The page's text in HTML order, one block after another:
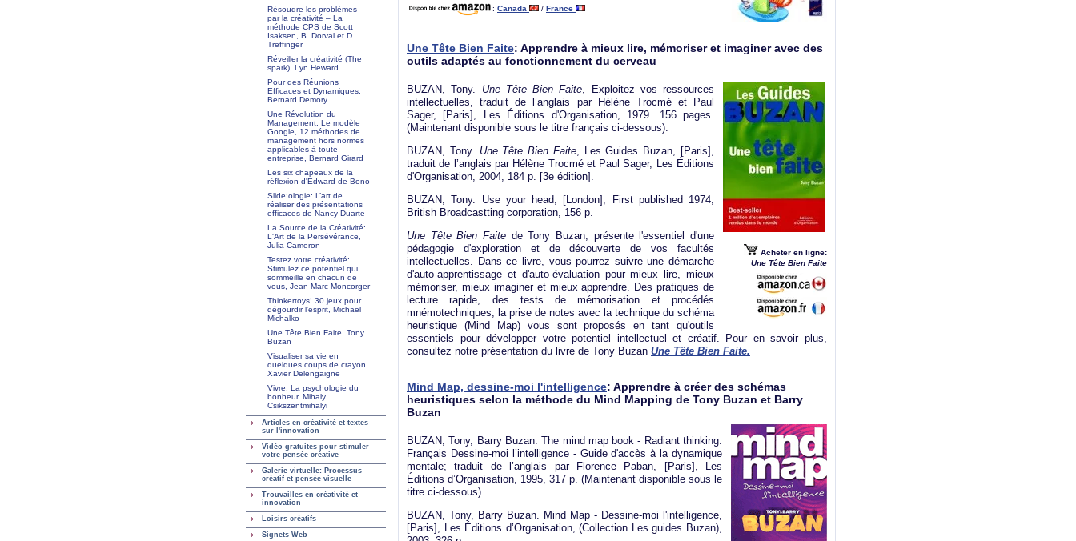
Résoudre les problèmes
par la créativité – La
méthode CPS de Scott
Isaksen, B. Dorval et D.
Treffinger
Réveiller la créativité (The
spark), Lyn Heward
Pour des Réunions
Efficaces et Dynamiques,
Bernard Demory
Une Révolution du
Management: Le modèle
Google, 12 méthodes de
management hors normes
applicables à toute
entreprise, Bernard Girard
Les six chapeaux de la
réflexion d'Edward de Bono
Slide:ologie: L’art de
réaliser des présentations
efficaces de Nancy Duarte
La Source de la Créativité:
L'Art de la Persévérance,
Julia Cameron
Testez votre créativité:
Stimulez ce potentiel qui
sommeille en chacun de
vous, Jean Marc Moncorger
Thinkertoys! 30 jeux pour
dégourdir l'esprit, Michael
Michalko
Une Tête Bien Faite, Tony
Buzan
Visualiser sa vie en
quelques coups de crayon,
Xavier Delengaigne
Vivre: La psychologie du
bonheur, Mihaly
Csikszentmihalyi
Articles en créativité et textes
sur l'innovation
Vidéo gratuites pour stimuler
votre pensée créative
Galerie virtuelle: Processus
créatif et pensée visuelle
Trouvailles en créativité et
innovation
Loisirs créatifs
Signets Web
: Canada / France
Une Tête Bien Faite: Apprendre à mieux lire, mémoriser et imaginer avec des
outils adaptés au fonctionnement du cerveau
Acheter en ligne:
Une Tête Bien Faite
BUZAN, Tony. Une Tête Bien Faite , Exploitez vos ressources
intellectuelles, traduit de l’anglais par Hélène Trocmé et Paul
Sager, [Paris], Les Éditions d'Organisation, 1979. 156 pages.
(Maintenant disponible sous le titre français ci-dessous).
BUZAN, Tony. Une Tête Bien Faite, Les Guides Buzan, [Paris],
traduit de l’anglais par Hélène Trocmé et Paul Sager, Les Éditions
d'Organisation, 2004, 184 p. [3e édition].
BUZAN, Tony. Use your head, [London], First published 1974,
British Broadcastting corporation, 156 p.
Une Tête Bien Faite de Tony Buzan, présente l'essentiel d'une
pédagogie d'exploration et de découverte de vos facultés
intellectuelles. Dans ce livre, vous pourrez suivre une démarche
d'auto-apprentissage et d'auto-évaluation pour mieux lire, mieux
mémoriser, mieux imaginer et mieux apprendre. Des pratiques de
lecture rapide, des tests de mémorisation et procédés
mnémotechniques, la prise de notes avec la technique du schéma
heuristique (Mind Map) vous sont proposés en tant qu'outils
essentiels pour développer votre potentiel intellectuel et créatif. Pour en savoir plus,
consultez notre présentation du livre de Tony Buzan Une Tête Bien Faite.
Mind Map, dessine-moi l'intelligence: Apprendre à créer des schémas
heuristiques selon la méthode du Mind Mapping de Tony Buzan et Barry
Buzan
BUZAN, Tony, Barry Buzan. The mind map book - Radiant thinking.
Français Dessine-moi l’intelligence - Guide d'accès à la dynamique
mentale; traduit de l’anglais par Florence Paban, [Paris], Les
Éditions d’Organisation, 1995, 317 p. (Maintenant disponible sous le
titre ci-dessous).
BUZAN, Tony, Barry Buzan. Mind Map - Dessine-moi l'intelligence,
[Paris], Les Éditions d’Organisation, (Collection Les guides Buzan),